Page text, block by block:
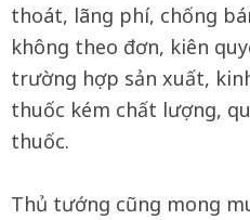
thoát, lãng phí, chống
không theo đơn, kiên
trường hợp sản xuất,
thuốc kém chất lượng,
thuốc.
Thủ tướng cũng mong